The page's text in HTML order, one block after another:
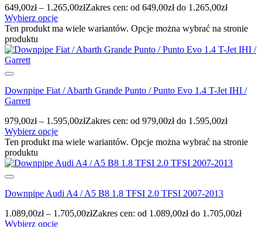
649,00zł – 1.265,00złZakres cen: od 649,00zł do 1.265,00zł
Wybierz opcje
Ten produkt ma wiele wariantów. Opcje można wybrać na stronie
produktu
Downpipe Fiat / Abarth Grande Punto / Punto Evo 1.4 T-Jet IHI /
Garrett
979,00zł – 1.595,00złZakres cen: od 979,00zł do 1.595,00zł
Wybierz opcje
Ten produkt ma wiele wariantów. Opcje można wybrać na stronie
produktu
Downpipe Audi A4 / A5 B8 1.8 TFSI 2.0 TFSI 2007-2013
1.089,00zł – 1.705,00złZakres cen: od 1.089,00zł do 1.705,00zł
Wybierz opcje